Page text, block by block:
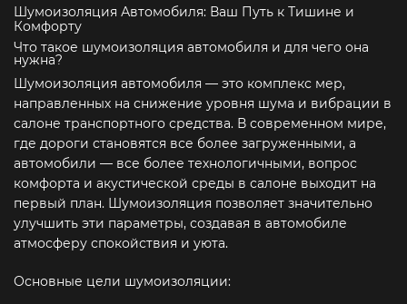
Шумоизоляция Автомобиля: Ваш Путь к Тишине и
Комфорту
Что такое шумоизоляция автомобиля и для чего она
нужна?
Шумоизоляция автомобиля — это комплекс мер,
направленных на снижение уровня шума и вибрации в
салоне транспортного средства. В современном мире,
где дороги становятся все более загруженными, а
автомобили — все более технологичными, вопрос
комфорта и акустической среды в салоне выходит на
первый план. Шумоизоляция позволяет значительно
улучшить эти параметры, создавая в автомобиле
атмосферу спокойствия и уюта.
Основные цели шумоизоляции: